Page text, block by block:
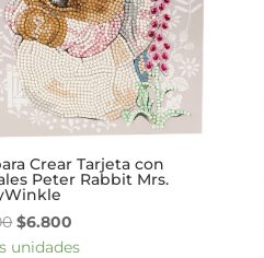
Crear Tarjeta con
Peter Rabbit Mrs.
El
precio
$6.800
precio
unidades